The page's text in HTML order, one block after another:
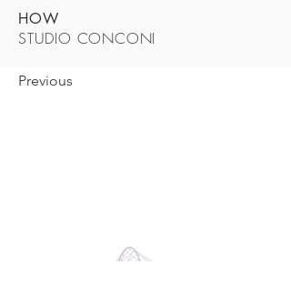
HOW
STUDIO CONCONI
Previous